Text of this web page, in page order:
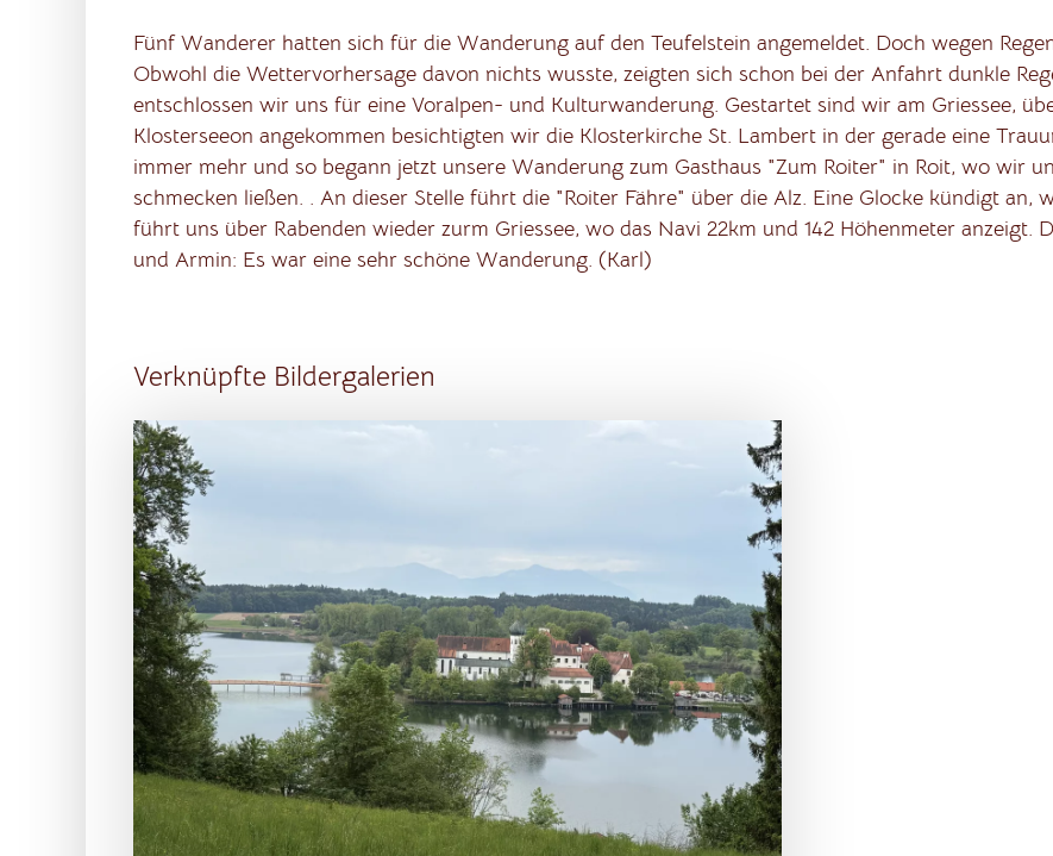
Fünf Wanderer hatten sich für die Wanderung auf den Teufelstein angemeldet. Doch wegen
Obwohl die Wettervorhersage davon nichts wusste, zeigten sich schon bei der Anfahrt dunkle
entschlossen wir uns für eine Voralpen- und Kulturwanderung. Gestartet sind wir am Griessee,
Klosterseeon angekommen besichtigten wir die Klosterkirche St. Lambert in der gerade eine
immer mehr und so begann jetzt unsere Wanderung zum Gasthaus "Zum Roiter" in Roit, wo wir
schmecken ließen. . An dieser Stelle führt die "Roiter Fähre" über die Alz. Eine Glocke kündigt an,
führt uns über Rabenden wieder zurm Griessee, wo das Navi 22km und 142 Höhenmeter anzeigt.
und Armin: Es war eine sehr schöne Wanderung. (Karl)
Verknüpfte Bildergalerien